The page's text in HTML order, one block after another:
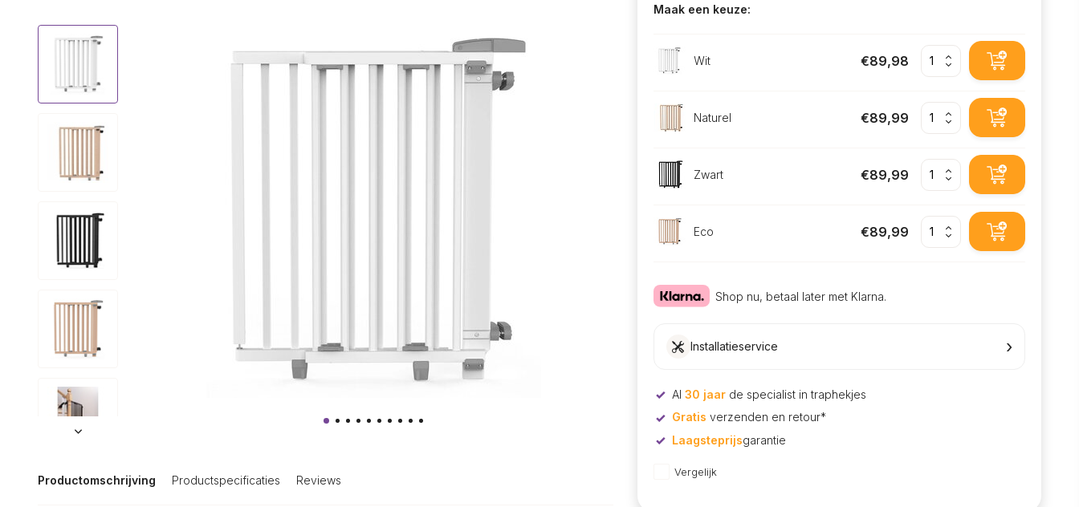
Productomschrijving Productspecificaties Reviews
Maak een keuze:
Wit €89,98
Naturel €89,99
Zwart €89,99
Eco €89,99
Shop nu, betaal later met Klarna.
Installatieservice ›
Al 30 jaarde specialist in traphekjes
Gratis verzenden en retour*
Laagsteprijsgarantie
Vergelijk